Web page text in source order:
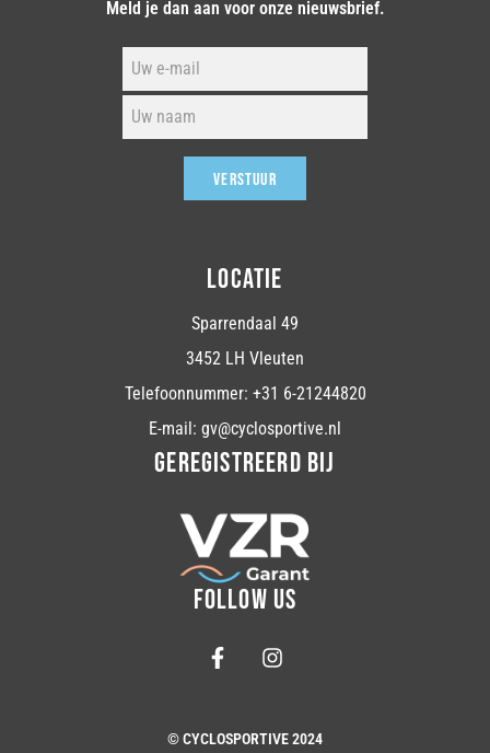
Meld je dan aan voor onze nieuwsbrief.
VERSTUUR
LOCATIE
Sparrendaal 49
3452 LH Vleuten
Telefoonnummer: +31 6-21244820
E-mail: gv@cyclosportive.nl
GEREGISTREERD BIJ
FOLLOW US
© CYCLOSPORTIVE 2024